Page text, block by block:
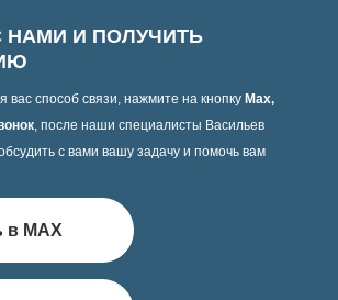
НАМИ И ПОЛУЧИТЬ
способ связи, нажмите на кнопку Max,
, после наши специалисты Васильев
с вами вашу задачу и помочь вам
в MAX